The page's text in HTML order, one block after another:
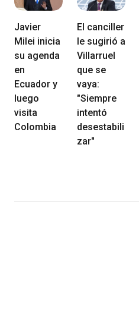
Javier
Milei inicia
su agenda
en
Ecuador y
luego
visita
Colombia
El canciller
le sugirió a
Villarruel
que se
vaya:
"Siempre
intentó
desestabili
zar"